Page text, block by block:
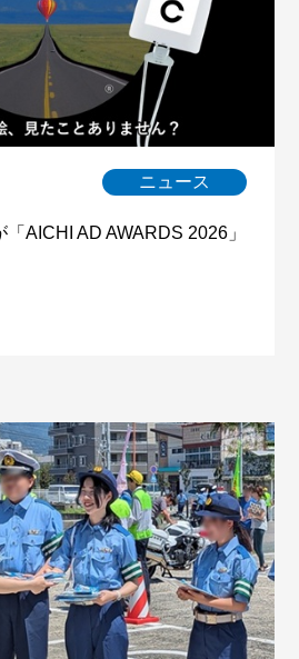
ニュース
AICHI AD AWARDS 2026」